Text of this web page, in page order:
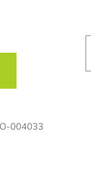
004033